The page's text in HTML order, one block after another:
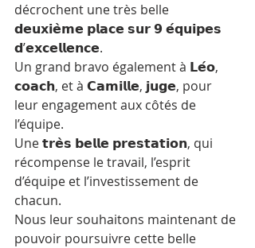
décrochent une très belle
𝗱𝗲𝘂𝘅𝗶𝗲̀𝗺𝗲 𝗽𝗹𝗮𝗰𝗲 𝘀𝘂𝗿 𝟵 𝗲́𝗾𝘂𝗶𝗽𝗲𝘀
𝗱’𝗲𝘅𝗰𝗲𝗹𝗹𝗲𝗻𝗰𝗲.
Un grand bravo également à 𝗟𝗲́𝗼,
𝗰𝗼𝗮𝗰𝗵, et à 𝗖𝗮𝗺𝗶𝗹𝗹𝗲, 𝗷𝘂𝗴𝗲, pour
leur engagement aux côtés de
l’équipe.
Une 𝘁𝗿𝗲̀𝘀 𝗯𝗲𝗹𝗹𝗲 𝗽𝗿𝗲𝘀𝘁𝗮𝘁𝗶𝗼𝗻, qui
récompense le travail, l’esprit
d’équipe et l’investissement de
chacun.
Nous leur souhaitons maintenant de
pouvoir poursuivre cette belle